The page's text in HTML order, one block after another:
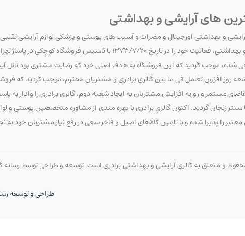
های آرایشی و بهداشتی
آرایشی و بهداشتی اورجینال و مضرات و آسیب های پوستی و پزشکی لوازم آرایشی
سلامت مصرف کنندگان لوازم آرایشی و بهداشتی، فعالیت خود را در تاریخ
موجب گردید که این فروشگاه به هدف اصلی خود که رضایت مشتری بود نائل آید.
روز افزون تعامل فی ما بین گالری برادری و مشتریان محترم، موجب گردید که
مستمر و رو یه افزایش مشتریان به ایجاد شعبه دوم، گالری برادری را وادار به
زنجان گردید. اکنون گالری برادری با بهره مندی از مشاوره متخصصین پوستی و
را پذیرا شده و با تامین کالاهای اصیل و فاخر سعی در رفع نیاز مشتریان خود به
و متعلق به گالری آرایشی و بهداشتی برادری است. توسعه و طراحی توسط رسانه
طراحی و توسعه